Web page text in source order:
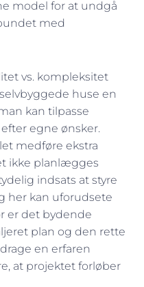
model for at undgå
med
vs. kompleksitet
huse en
kan tilpasse
egne ønsker.
medføre ekstra
ikke planlægges
indsats at styre
her kan uforudsete
er det bydende
plan og den rette
en erfaren
at projektet forløber